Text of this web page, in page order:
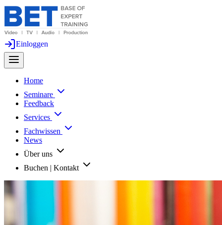
Einloggen
Home
Seminare
Feedback
Services
Fachwissen
News
Über uns
Buchen | Kontakt